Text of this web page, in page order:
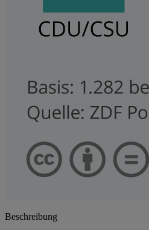
Beschreibung